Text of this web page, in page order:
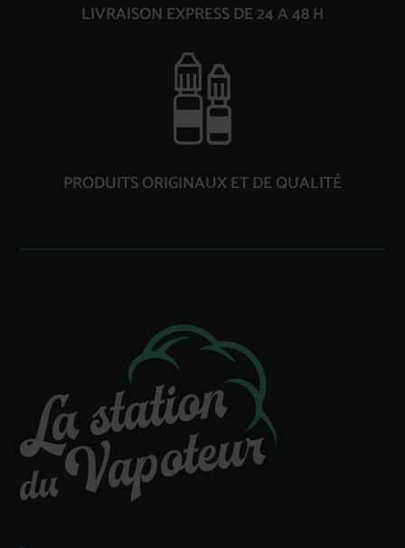
LIVRAISON EXPRESS DE 24 A 48 H
PRODUITS ORIGINAUX ET DE QUALITÉ